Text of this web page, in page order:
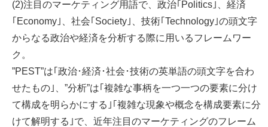
(2)注目のマーケティング用語で、政治｢Politics｣、経済
｢Economy｣、社会｢Society｣、技術｢Technology｣の頭文字
からなる政治や経済を分析する際に用いるフレームワー
ク。
”PEST”は｢政治･経済･社会･技術の英単語の頭文字を合わ
せたもの｣、”分析”は｢複雑な事柄を一つ一つの要素に分け
て構成を明らかにする｣｢複雑な現象や概念を構成要素に分
けて解明する｣で、近年注目のマーケティングのフレーム